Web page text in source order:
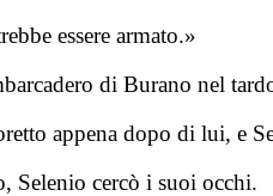
essere armato.»
di Burano nel
appena dopo di lui, e
Selenio cercò i suoi occhi.